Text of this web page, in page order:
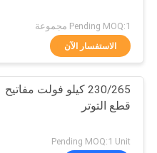
مراقبة
الجودة
يلقي
نوع محول
85
Pending MOQ:1 مجموعة
الاستفسار الآن
230/265 كيلو فولت مفاتيح
قطع التوتر
Pending MOQ:1 Unit